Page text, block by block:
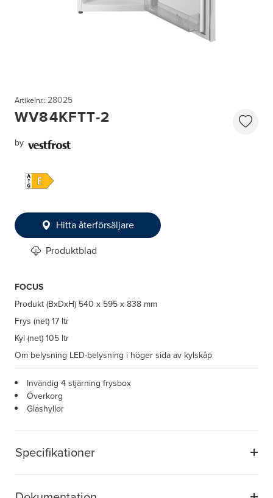
Specifikationer
Artikelnr.: 28025
WV84KFTT-2
by
Hitta återförsäljare
Produktblad
FOCUS
Produkt (BxDxH) 540 x 595 x 838 mm
Frys (net)17 ltr
Kyl (net)105 ltr
Om belysning LED-belysning i höger sida av kylskåp
Invändig 4 stjärning frysbox
Överkorg
Glashyllor